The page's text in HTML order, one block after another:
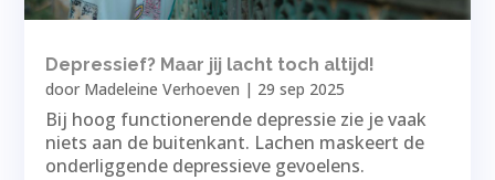
Depressief? Maar jij lacht toch altijd!
door Madeleine Verhoeven | 29 sep 2025
Bij hoog functionerende depressie zie je vaak
niets aan de buitenkant. Lachen maskeert de
onderliggende depressieve gevoelens.